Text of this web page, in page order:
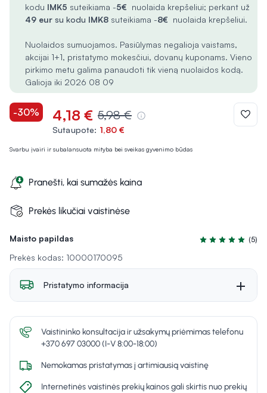
Maisto papildas
Įvertinimas 5.0
(5)
Prekės kodas: 10000170095
Svarbu įvairi ir subalansuota mityba bei sveikas gyvenimo būdas
kodu IMK5 suteikiama -5€ nuolaida krepšeliui; perkant už
49 eur su kodu IMK8 suteikiama -8€ nuolaida krepšeliui.
Nuolaidos sumuojamos. Pasiūlymas negalioja vaistams,
akcijai 1+1, pristatymo mokesčiui, dovanų kuponams. Vieno
pirkimo metu galima panaudoti tik vieną nuolaidos kodą.
Galioja iki 2026 08 09
-30% 4,18 € 5,98 €
Sutaupote: 1,80 €
Pranešti, kai sumažės kaina
Prekės likučiai vaistinėse
Pristatymo informacija
Vaistininko konsultacija ir užsakymų priėmimas telefonu
+370 697 03000 (I-V 8:00-18:00)
Nemokamas pristatymas į artimiausią vaistinę
Internetinės vaistinės prekių kainos gali skirtis nuo prekių